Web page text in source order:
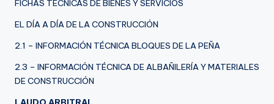
FICHAS TÉCNICAS DE BIENES Y SERVICIOS
EL DÍA A DÍA DE LA CONSTRUCCIÓN
2.1 – INFORMACIÓN TÉCNICA BLOQUES DE LA PEÑA
2.3 – INFORMACIÓN TÉCNICA DE ALBAÑILERÍA Y MATERIALES
DE CONSTRUCCIÓN